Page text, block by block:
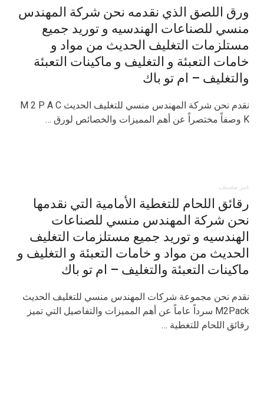
ورق اللصق الذي نقدمه نحن شركة المهندس
منسي للصناعات الهندسيه و توريد جميع
مستلزمات التغليف الحديث من مواد و
خامات التعبئة و التغليف و ماكينات التعبئة
والتغليف – ام تو باك
نقدم نحن شركة المهندس منسي للتغليف الحديث M 2 P A C
K وصفاً مختصراً عن أهم المميزات والخصائص لورق …
غير مصنف
رقائق اللحام للتغطية الأمامية التي نقدمها
نحن شركة المهندس منسي للصناعات
الهندسيه و توريد جميع مستلزمات التغليف
الحديث من مواد و خامات التعبئة و التغليف و
ماكينات التعبئة والتغليف – ام تو باك
نقدم نحن مجموعة شركات المهندس منسي للتغليف الحديث
M2Pack سرداً عاماً عن أهم المميزات والتفاصيل التي تميز
رقائق اللحام للتغطية …